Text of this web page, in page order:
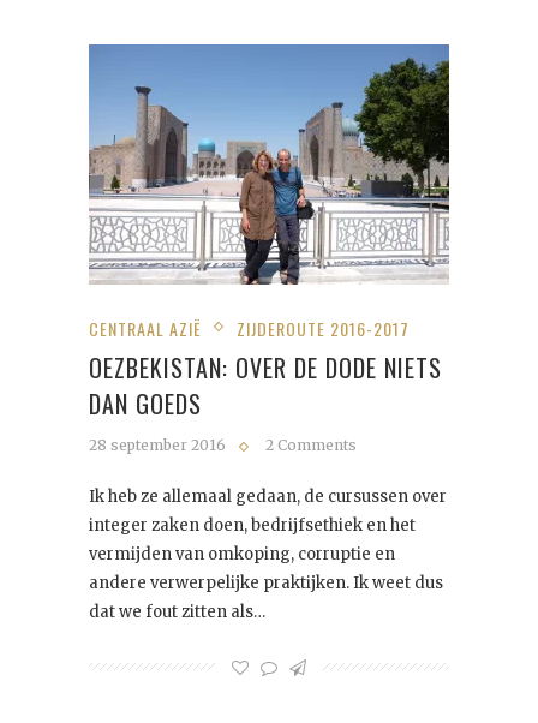
CENTRAAL AZIË ZIJDEROUTE 2016-2017
OEZBEKISTAN: OVER DE DODE NIETS
DAN GOEDS
28 september 2016 2 Comments
Ik heb ze allemaal gedaan, de cursussen over
integer zaken doen, bedrijfsethiek en het
vermijden van omkoping, corruptie en
andere verwerpelijke praktijken. Ik weet dus
dat we fout zitten als…